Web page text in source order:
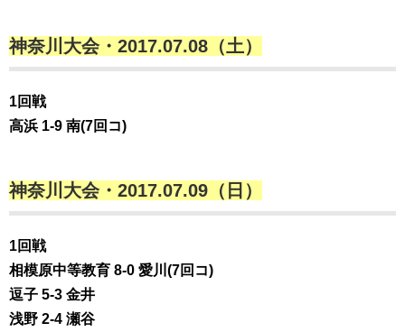
神奈川大会・2017.07.08（土）
1回戦
高浜 1-9 南(7回コ)
神奈川大会・2017.07.09（日）
1回戦
相模原中等教育 8-0 愛川(7回コ)
逗子 5-3 金井
浅野 2-4 瀬谷